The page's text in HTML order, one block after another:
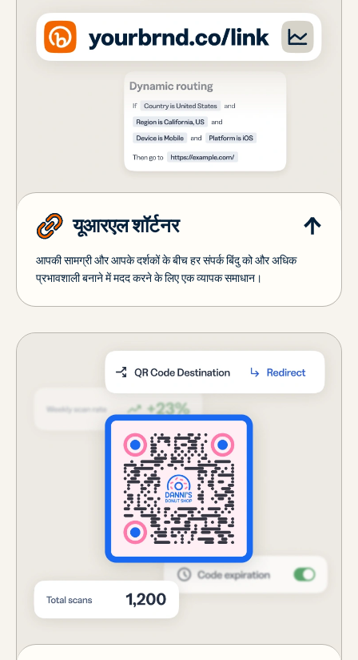
यूआरएल शॉर्टनर
आपकी सामग्री और आपके दर्शकों के बीच हर संपर्क बिंदु को और अधिक
प्रभावशाली बनाने में मदद करने के लिए एक व्यापक समाधान।